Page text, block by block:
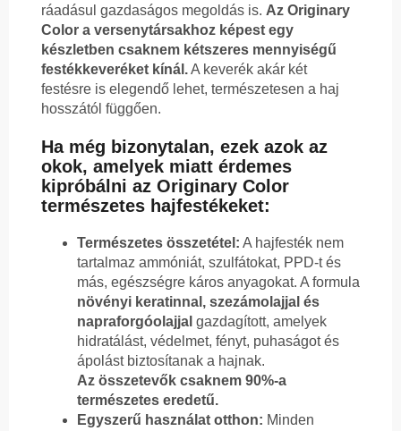
ráadásul gazdaságos megoldás is. Az Originary
Color a versenytársakhoz képest egy
készletben csaknem kétszeres mennyiségű
festékkeveréket kínál.A keverék akár két
festésre is elegendő lehet, természetesen a haj
hosszától függően.
Ha még bizonytalan, ezek azok az
okok, amelyek miatt érdemes
kipróbálni az Originary Color
természetes hajfestékeket:
Természetes összetétel: A hajfesték nem
tartalmaz ammóniát, szulfátokat, PPD-t és
más, egészségre káros anyagokat. A formula
növényi keratinnal, szezámolajjal és
napraforgóolajjal gazdagított, amelyek
hidratálást, védelmet, fényt, puhaságot és
ápolást biztosítanak a hajnak.
Az összetevők csaknem 90%-a
természetes eredetű.
Egyszerű használat otthon: Minden